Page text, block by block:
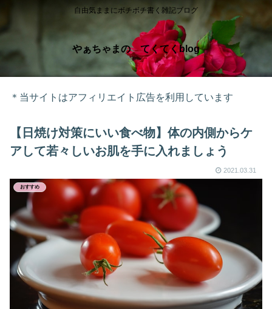
自由気ままにボチボチ書く雑記ブログ
やぁちゃまの てくてくblog
＊当サイトはアフィリエイト広告を利用しています
【日焼け対策にいい食べ物】体の内側からケ
アして若々しいお肌を手に入れましょう
2021.03.31
おすすめ